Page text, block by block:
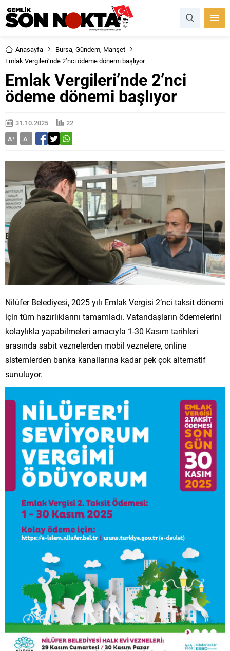
Anasayfa Bursa, Gündem, Manşet
Emlak Vergileri’nde 2’nci ödeme dönemi başlıyor
Emlak Vergileri’nde 2’nci
ödeme dönemi başlıyor
31.10.2025
22
A+ A-
Nilüfer Belediyesi, 2025 yılı Emlak Vergisi 2’nci taksit dönemi
için tüm hazırlıklarını tamamladı. Vatandaşların ödemelerini
kolaylıkla yapabilmeleri amacıyla 1-30 Kasım tarihleri
arasında sabit veznelerden mobil veznelere, online
sistemlerden banka kanallarına kadar pek çok alternatif
sunuluyor.